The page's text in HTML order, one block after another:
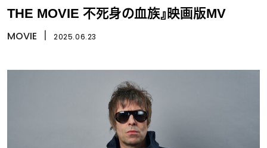
THE MOVIE 不死身の血族』映画版MV
MOVIE 2025.06.23